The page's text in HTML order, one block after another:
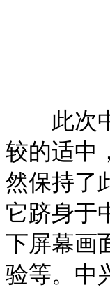
此次
较的适中
然保持了
它跻身于
下屏幕画
验等。中